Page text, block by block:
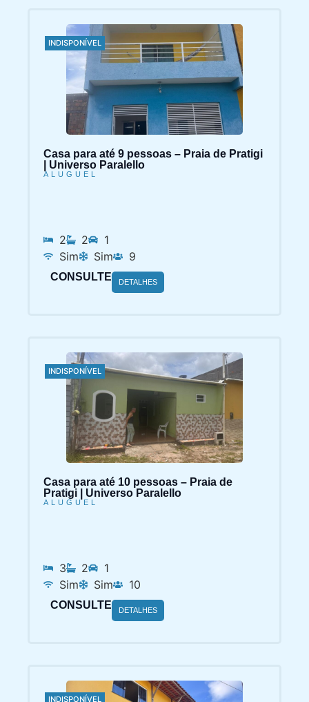
INDISPONÍVEL
Casa para até 9 pessoas – Praia de Pratigi
| Universo Paralello
ALUGUEL
2 2
1
Sim
Sim 9
CONSULTE DETALHES
INDISPONÍVEL
Casa para até 10 pessoas – Praia de
Pratigi | Universo Paralello
ALUGUEL
3 2
1
Sim
Sim 10
CONSULTE DETALHES
INDISPONÍVEL